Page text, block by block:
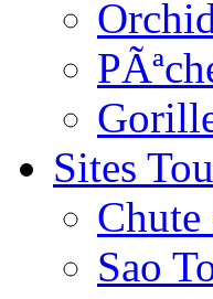
Sites
Chute
Sao